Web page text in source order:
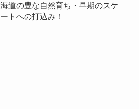
海道の豊な自然育ち・早期のスケ
ートへの打込み！